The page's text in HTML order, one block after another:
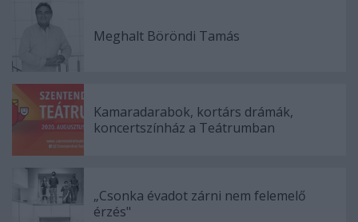
Meghalt Böröndi Tamás
Kamaradarabok, kortárs drámák,
koncertszínház a Teátrumban
„Csonka évadot zárni nem felemelő
érzés"